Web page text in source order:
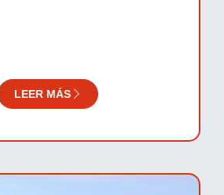
LEER MÁS